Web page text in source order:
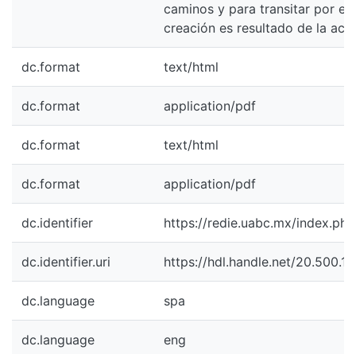
caminos y para transitar por
creación es resultado de la
dc.format text/html
dc.format application/pdf
dc.format text/html
dc.format application/pdf
dc.identifier https://redie.uabc.mx/
dc.identifier.uri https://hdl.handle.net/
dc.language spa
dc.language eng